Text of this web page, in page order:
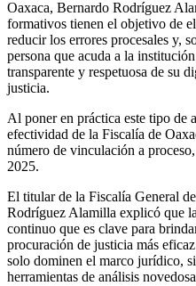
Oaxaca, Bernardo Rodríguez
formativos tienen el objetivo de
reducir los errores procesales y,
persona que acuda a la
transparente y respetuosa de su
justicia.
Al poner en práctica este tipo de
efectividad de la Fiscalía de
número de vinculación a
2025.
El titular de la Fiscalía General
Rodríguez Alamilla explicó que
continuo que es clave para
procuración de justicia más
solo dominen el marco jurídico,
herramientas de análisis